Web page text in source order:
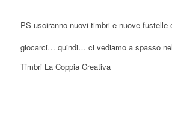
PS usciranno nuovi timbri e nuove fustelle
giocarci… quindi… ci vediamo a spasso
Timbri La Coppia Creativa